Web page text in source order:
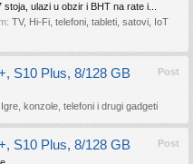
ulazi u obzir i BHT na rate i...
TV, Hi-Fi, telefoni, tableti, satovi, IoT
Post
S10 Plus, 8/128 GB
Igre, konzole, telefoni i drugi gadgeti
Post
S10 Plus, 8/128 GB